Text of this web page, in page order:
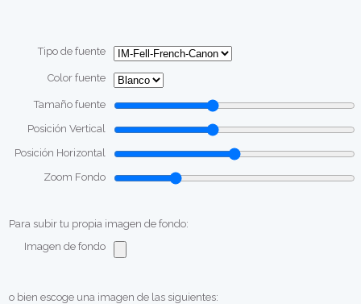
Tipo de fuente
Color fuente
Tamaño fuente
Posición Vertical
Posición Horizontal
Zoom Fondo
Para subir tu propia imagen de fondo:
Imagen de fondo
o bien escoge una imagen de las siguientes: